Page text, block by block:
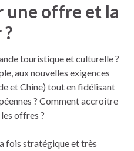
une offre et la
touristique et culturelle ?
aux nouvelles exigences
et Chine) tout en fidélisant
? Comment accroître
offres ?
fois stratégique et très